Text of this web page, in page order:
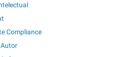
Compliance
Autor